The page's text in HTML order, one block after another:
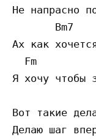
Не напрасно
       Bm7
Ах как
Fm
Я хочу чтобы
Вот такие
Делаю шаг